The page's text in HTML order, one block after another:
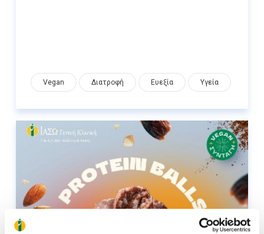
Vegan Διατροφή Ευεξία Υγεία